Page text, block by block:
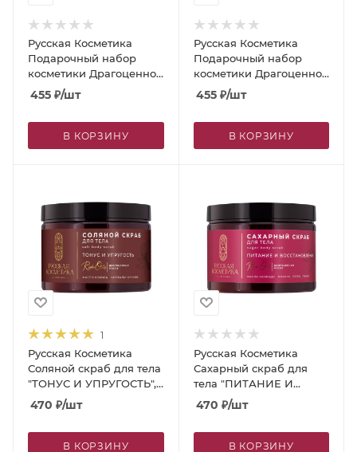
Русская Косметика
Подарочный набор
косметики Драгоценное
трио «Магия масел»
455 ₽/шт
В КОРЗИНУ
Русская Косметика
Подарочный набор
косметики Драгоценное
трио «Комплексный
455₽/шт
В КОРЗИНУ
1
Русская Косметика
Соляной скраб для тела
"ТОНУС И УПРУГОСТЬ",
440 г
470 ₽/шт
В КОРЗИНУ
Русская Косметика
Сахарный скраб для
тела "ПИТАНИЕ И
ВОССТАНОВЛЕНИЕ",
470 ₽/шт
В КОРЗИНУ